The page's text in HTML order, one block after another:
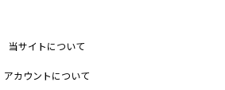
当サイトについて
アカウントについて